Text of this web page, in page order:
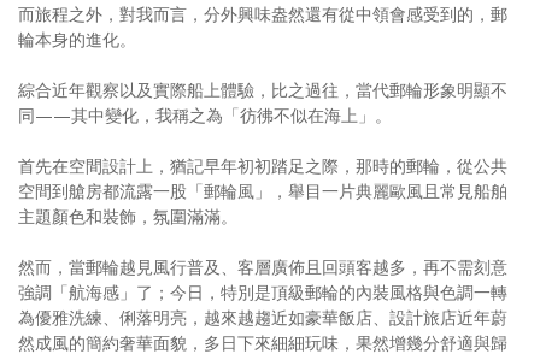
而旅程之外，對我而言，分外興味盎然還有從中領會感受到的，郵
輪本身的進化。
綜合近年觀察以及實際船上體驗，比之過往，當代郵輪形象明顯不
同——其中變化，我稱之為「彷彿不似在海上」。
首先在空間設計上，猶記早年初初踏足之際，那時的郵輪，從公共
空間到艙房都流露一股「郵輪風」，舉目一片典麗歐風且常見船舶
主題顏色和裝飾，氛圍滿滿。
然而，當郵輪越見風行普及、客層廣佈且回頭客越多，再不需刻意
強調「航海感」了；今日，特別是頂級郵輪的內裝風格與色調一轉
為優雅洗練、俐落明亮，越來越趨近如豪華飯店、設計旅店近年蔚
然成風的簡約奢華面貌，多日下來細細玩味，果然增幾分舒適與歸